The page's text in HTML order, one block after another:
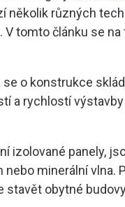
několik různých
tomto článku se
se o konstrukce
a rychlostí
izolované panely,
nebo minerální
stavět obytné